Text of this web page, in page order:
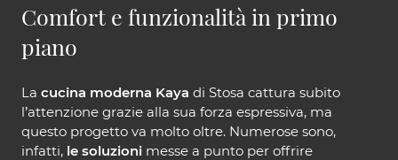
Comfort e funzionalità in primo
piano
La cucina moderna Kaya di Stosa cattura subito
l’attenzione grazie alla sua forza espressiva, ma
questo progetto va molto oltre. Numerose sono,
infatti, le soluzioni messe a punto per offrire